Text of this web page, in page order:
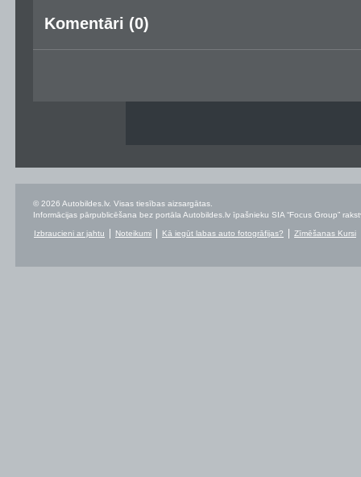
Komentāri (0)
© 2026 Autobildes.lv. Visas tiesības aizsargātas.
Informācijas pārpublicēšana bez portāla Autobildes.lv īpašnieku SIA “Focus Group”
Izbraucieni ar jahtu Noteikumi Kā iegūt labas auto fotogrāfijas? Zīmēšanas Kursi